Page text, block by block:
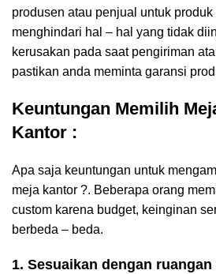
produsen atau penjual untuk produk
menghindari hal – hal yang tidak
kerusakan pada saat pengiriman
pastikan anda meminta garansi
Keuntungan Memilih
Kantor :
Apa saja keuntungan untuk
meja kantor ?. Beberapa orang
custom karena budget, keinginan
berbeda – beda.
1. Sesuaikan dengan ruangan